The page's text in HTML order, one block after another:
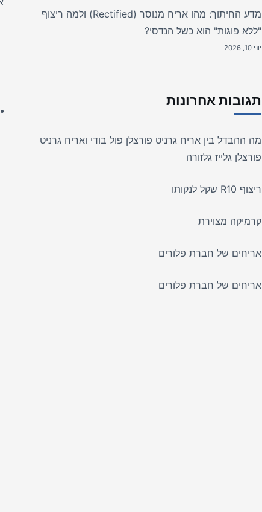
מדע החיתוך: מהו אריח מנוסר (Rectified) ולמה ריצוף
"ללא פוגות" הוא כשל הנדסי?
יוני 10, 2026
תגובות אחרונות
מה ההבדל בין אריח גרניט פורצלן פול בודי ואריח גרניט
פורצלן גלייז גלזורה
ריצוף R10 שקל לנקותו
קרמיקה מצוירת
אריחים של חברת פלורים
אריחים של חברת פלורים